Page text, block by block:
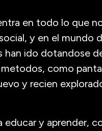
en todo lo que
y en el mundo
han ido dotandose
como
y recien
y aprender,